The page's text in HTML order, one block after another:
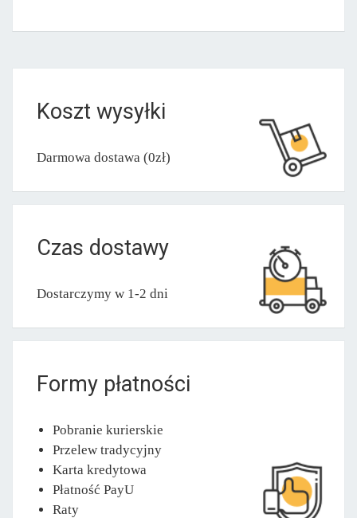
Koszt wysyłki
Darmowa dostawa (0zł)
Czas dostawy
Dostarczymy w 1-2 dni
Formy płatności
Pobranie kurierskie
Przelew tradycyjny
Karta kredytowa
Płatność PayU
Raty